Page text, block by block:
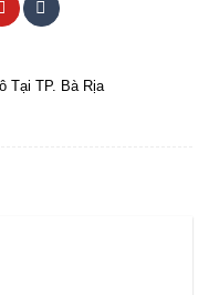
Tại TP. Bà Rịa